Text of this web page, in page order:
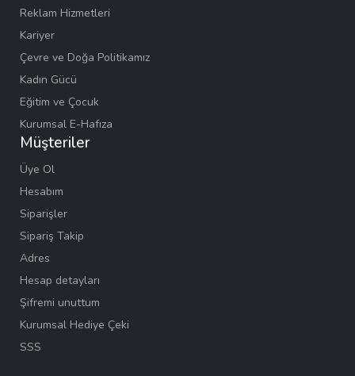
Reklam Hizmetleri
Kariyer
Çevre ve Doğa Politikamız
Kadın Gücü
Eğitim ve Çocuk
Kurumsal E-Hafıza
Müşteriler
Üye Ol
Hesabım
Siparişler
Sipariş Takip
Adres
Hesap detayları
Şifremi unuttum
Kurumsal Hediye Çeki
SSS